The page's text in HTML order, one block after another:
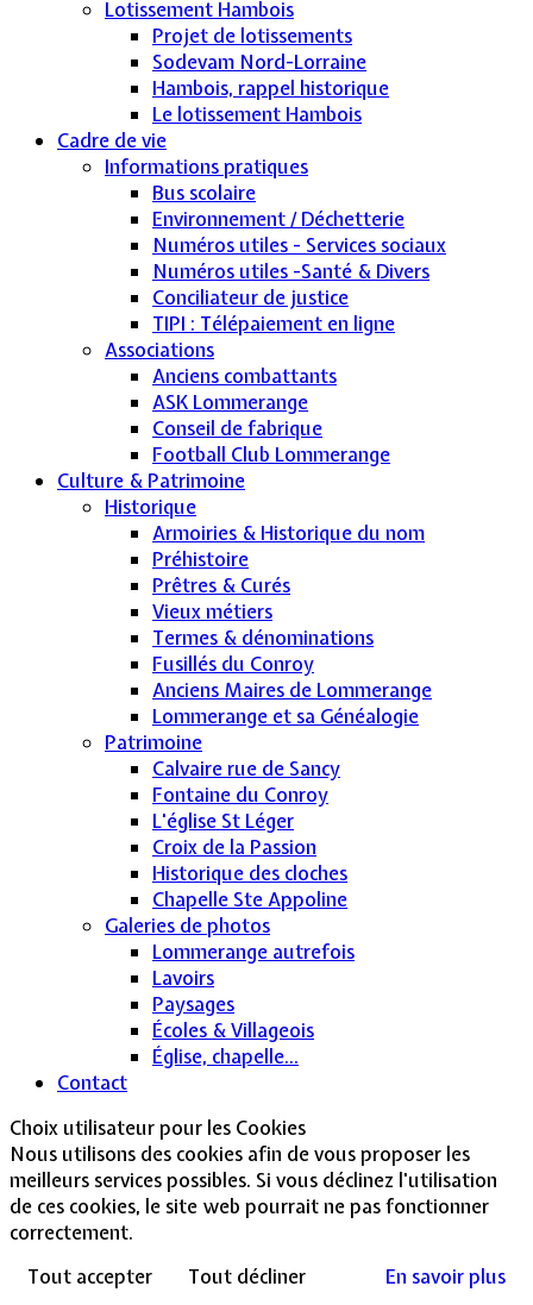
Lotissement Hambois
Projet de lotissements
Sodevam Nord-Lorraine
Hambois, rappel historique
Le lotissement Hambois
Cadre de vie
Informations pratiques
Bus scolaire
Environnement / Déchetterie
Numéros utiles - Services sociaux
Numéros utiles -Santé & Divers
Conciliateur de justice
TIPI : Télépaiement en ligne
Associations
Anciens combattants
ASK Lommerange
Conseil de fabrique
Football Club Lommerange
Culture & Patrimoine
Historique
Armoiries & Historique du nom
Préhistoire
Prêtres & Curés
Vieux métiers
Termes & dénominations
Fusillés du Conroy
Anciens Maires de Lommerange
Lommerange et sa Généalogie
Patrimoine
Calvaire rue de Sancy
Fontaine du Conroy
L'église St Léger
Croix de la Passion
Historique des cloches
Chapelle Ste Appoline
Galeries de photos
Lommerange autrefois
Lavoirs
Paysages
Écoles & Villageois
Église, chapelle...
Contact
Choix utilisateur pour les Cookies
Nous utilisons des cookies afin de vous proposer les
meilleurs services possibles. Si vous déclinez l'utilisation
de ces cookies, le site web pourrait ne pas fonctionner
correctement.
Tout accepter
Tout décliner
En savoir plus